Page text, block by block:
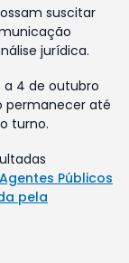
suscitar
jurídica.
a 4 de outubro
permanecer até
turno.
Públicos
pela